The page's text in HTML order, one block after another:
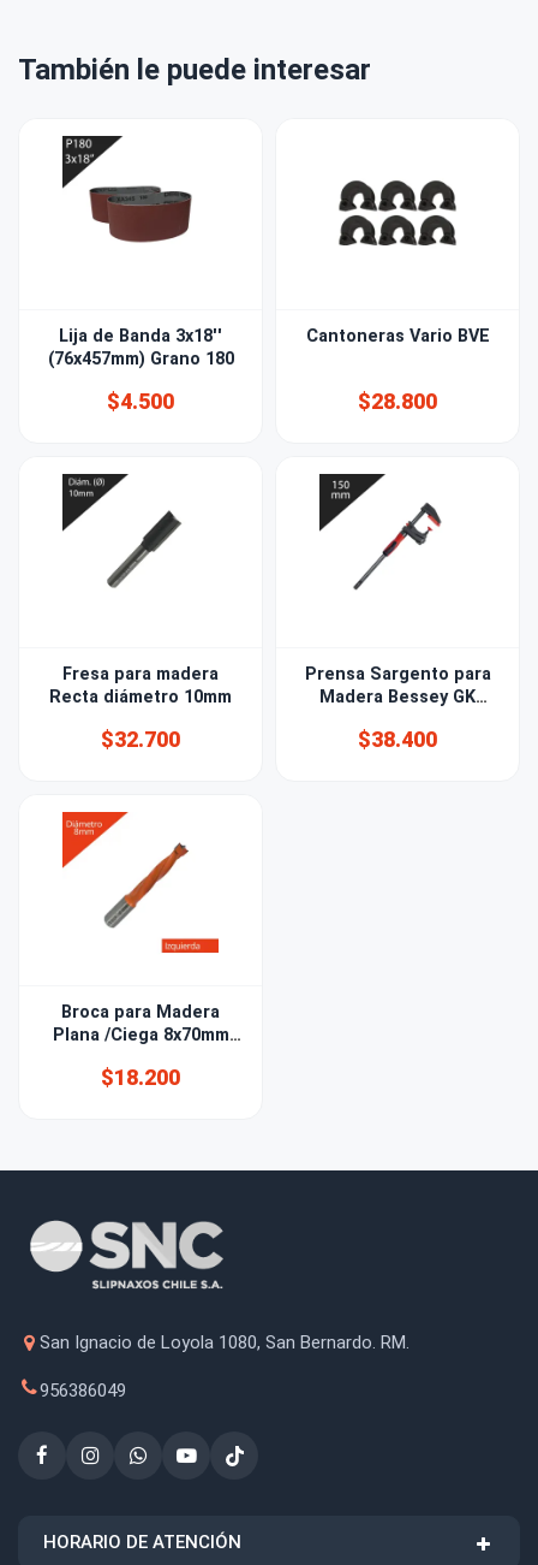
También le puede interesar
Lija de Banda 3x18''
(76x457mm) Grano 180
$4.500
Cantoneras Vario BVE
$28.800
Fresa para madera
Recta diámetro 10mm
$32.700
Prensa Sargento para
Madera Bessey GK
$38.400
Broca para Madera
Plana /Ciega 8x70mm
$18.200
San Ignacio de Loyola 1080, San Bernardo. RM.
956386049
HORARIO DE ATENCIÓN